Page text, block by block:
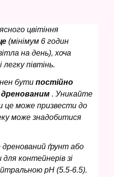
цвітіння
(мінімум 6 годин
на день), хоча
півтінь.
бути постійно
. Уникайте
це може призвести до
може знадобитися
дренований ґрунт або
для контейнерів зі
pH (5.5-6.5).